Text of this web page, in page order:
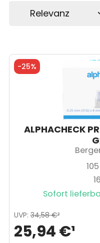
ALPHACHECK
105
Sofort
25,94 €¹
UVP: 34,58 €³
-25%